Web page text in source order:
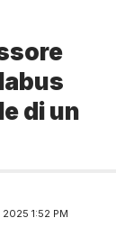
di un
2025 1:52 PM